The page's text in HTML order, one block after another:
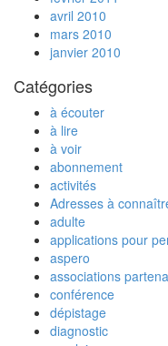
avril 2010
mars 2010
janvier 2010
Catégories
à écouter
à lire
à voir
abonnement
activités
Adresses à
adulte
applications pour
aspero
associations
conférence
dépistage
diagnostic